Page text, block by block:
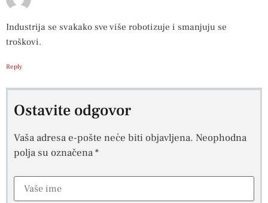
Industrija se svakako sve više robotizuje i smanjuju se
troškovi.
Reply
Ostavite odgovor
Vaša adresa e-pošte neće biti objavljena. Neophodna
polja su označena*